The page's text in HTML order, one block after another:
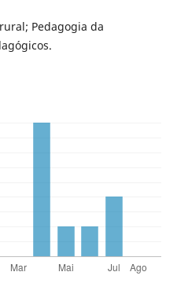
Pedagogia da